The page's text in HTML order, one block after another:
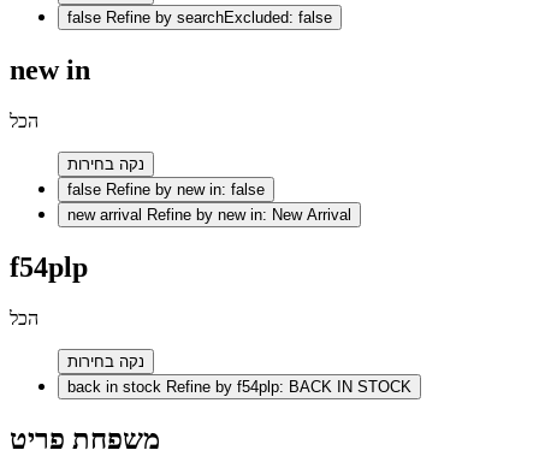
false Refine by searchExcluded: false
new in
הכל
נקה בחירות
false Refine by new in: false
new arrival Refine by new in: New Arrival
f54plp
הכל
נקה בחירות
back in stock Refine by f54plp: BACK IN STOCK
משפחת פריט